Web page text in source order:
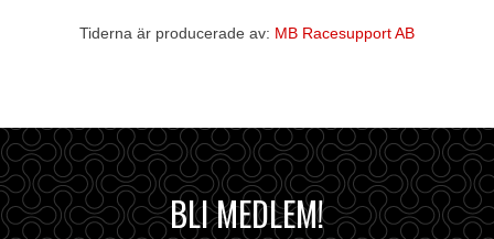
Tiderna är producerade av: MB Racesupport AB
BLI MEDLEM!